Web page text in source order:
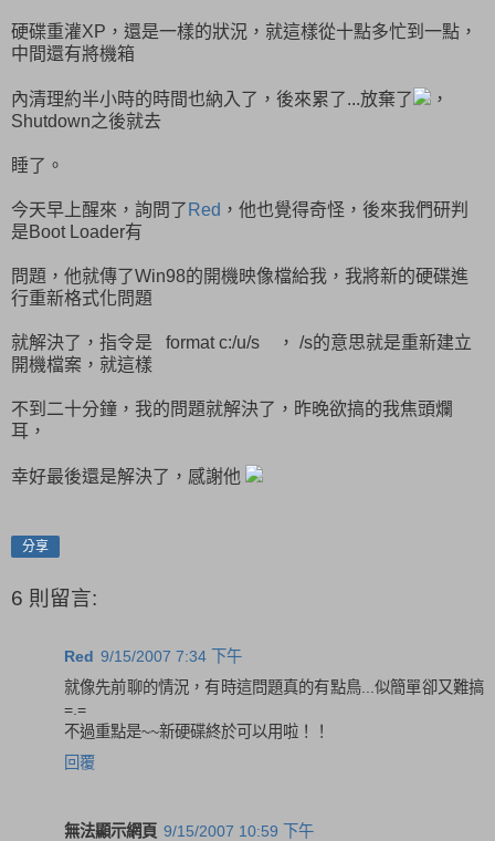
硬碟重灌XP，還是一樣的狀況，就這樣從十點多忙到一點，
中間還有將機箱
內清理約半小時的時間也納入了，後來累了...放棄了
，
Shutdown之後就去
睡了。
今天早上醒來，詢問了 Red ，他也覺得奇怪，後來我們研判
是Boot Loader有
問題，他就傳了Win98的開機映像檔給我，我將新的硬碟進
行重新格式化問題
就解決了，指令是 format c:/u/s ， /s的意思就是重新建立
開機檔案，就這樣
不到二十分鐘，我的問題就解決了，昨晚欲搞的我焦頭爛
耳，
幸好最後還是解決了，感謝他
分享
6 則留言:
Red 9/15/2007 7:34 下午
就像先前聊的情況，有時這問題真的有點鳥...似簡單卻又難搞
=.=
不過重點是~~新硬碟終於可以用啦！！
回覆
無法顯示網頁 9/15/2007 10:59 下午